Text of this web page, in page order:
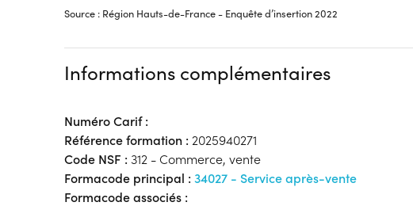
Source : Région Hauts-de-France - Enquête d’insertion 2022
Informations complémentaires
Numéro Carif :
Référence formation : 2025940271
Code NSF : 312 - Commerce, vente
Formacode principal : 34027 - Service après-vente
Formacode associés :